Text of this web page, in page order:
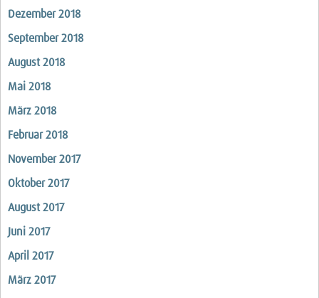
Dezember 2018
September 2018
August 2018
Mai 2018
März 2018
Februar 2018
November 2017
Oktober 2017
August 2017
Juni 2017
April 2017
März 2017